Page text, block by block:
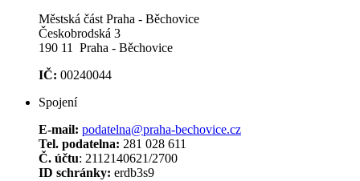
Městská část Praha - Běchovice
Českobrodská 3
190 11 Praha - Běchovice
IČ: 00240044
Spojení
E-mail: podatelna@praha-bechovice.cz
Tel. podatelna: 281 028 611
Č. účtu: 2112140621/2700
ID schránky: erdb3s9